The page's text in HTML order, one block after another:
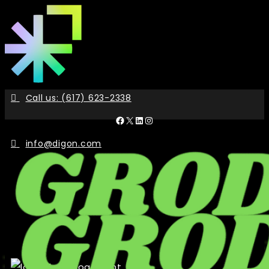
to
content
Call us: (617) 623-2338
Facebook
X LinkedIn
Instagram
info@digon.com